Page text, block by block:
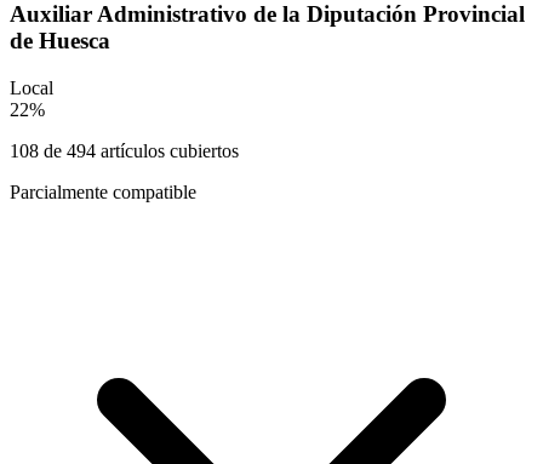
Auxiliar Administrativo de la Diputación Provincial
de Huesca
Local
22%
108 de 494 artículos cubiertos
Parcialmente compatible